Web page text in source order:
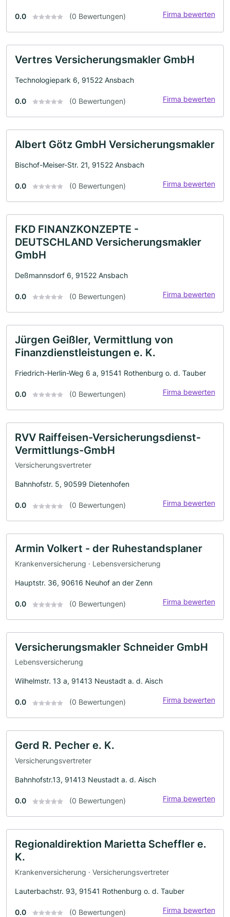
0.0 (0 Bewertungen) Firma bewerten
Vertres Versicherungsmakler GmbH
Technologiepark 6, 91522 Ansbach
0.0 (0 Bewertungen) Firma bewerten
Albert Götz GmbH Versicherungsmakler
Bischof-Meiser-Str. 21, 91522 Ansbach
0.0 (0 Bewertungen) Firma bewerten
FKD FINANZKONZEPTE -
DEUTSCHLAND Versicherungsmakler
GmbH
Deßmannsdorf 6, 91522 Ansbach
0.0 (0 Bewertungen) Firma bewerten
Jürgen Geißler, Vermittlung von
Finanzdienstleistungen e. K.
Friedrich-Herlin-Weg 6 a, 91541 Rothenburg o. d. Tauber
0.0 (0 Bewertungen) Firma bewerten
RVV Raiffeisen-Versicherungsdienst-
Vermittlungs-GmbH
Versicherungsvertreter
Bahnhofstr. 5, 90599 Dietenhofen
0.0 (0 Bewertungen) Firma bewerten
Armin Volkert - der Ruhestandsplaner
Krankenversicherung · Lebensversicherung
Hauptstr. 36, 90616 Neuhof an der Zenn
0.0 (0 Bewertungen) Firma bewerten
Versicherungsmakler Schneider GmbH
Lebensversicherung
Wilhelmstr. 13 a, 91413 Neustadt a. d. Aisch
0.0 (0 Bewertungen) Firma bewerten
Gerd R. Pecher e. K.
Versicherungsvertreter
Bahnhofstr.13, 91413 Neustadt a. d. Aisch
0.0 (0 Bewertungen) Firma bewerten
Regionaldirektion Marietta Scheffler e.
K.
Krankenversicherung · Versicherungsvertreter
Lauterbachstr. 93, 91541 Rothenburg o. d. Tauber
0.0 (0 Bewertungen) Firma bewerten